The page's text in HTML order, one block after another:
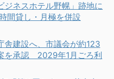
ジネスホテル野幌」跡地に
間貸し・月極を併設
舎建設へ、市議会が約123
を承認 2029年1月ごろ利